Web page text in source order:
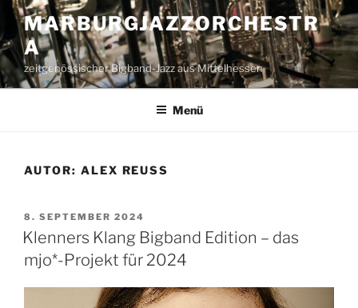
Zum
Inhalt
springen
MARBURGJAZZORCHESTR
A
zeitgenössischer Bigband-Jazz aus Mittelhessen
Menü
AUTOR: ALEX REUSS
VERÖFFENTLICHT
AM
8. SEPTEMBER 2024
Klenners Klang Bigband Edition – das
mjo*-Projekt für 2024